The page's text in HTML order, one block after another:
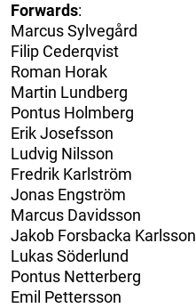
Forwards:
Marcus Sylvegård
Filip Cederqvist
Roman Horak
Martin Lundberg
Pontus Holmberg
Erik Josefsson
Ludvig Nilsson
Fredrik Karlström
Jonas Engström
Marcus Davidsson
Jakob Forsbacka Karlsson
Lukas Söderlund
Pontus Netterberg
Emil Pettersson